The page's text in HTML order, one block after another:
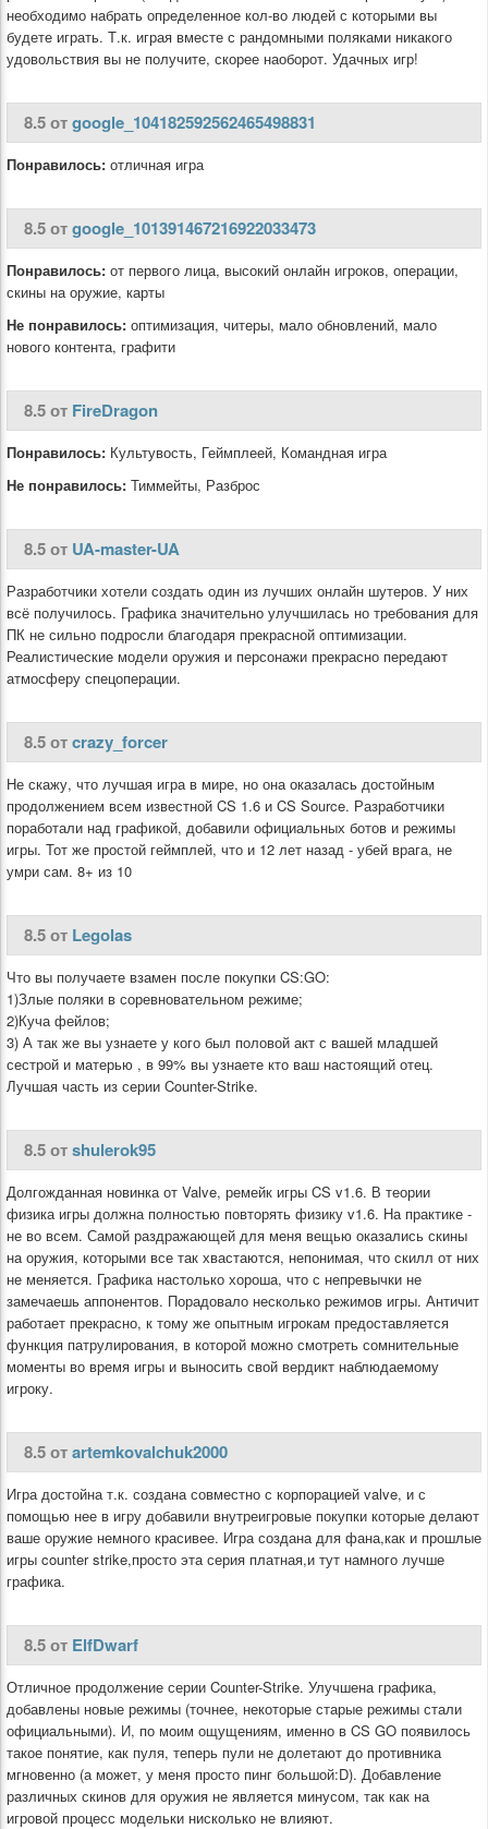
необходимо набрать определенное кол-во людей с которыми вы
будете играть. Т.к. играя вместе с рандомными поляками никакого
удовольствия вы не получите, скорее наоборот. Удачных игр!
8.5 отgoogle_104182592562465498831
Понравилось: отличная игра
8.5 отgoogle_101391467216922033473
Понравилось: от первого лица, высокий онлайн игроков, операции,
скины на оружие, карты
Не понравилось: оптимизация, читеры, мало обновлений, мало
нового контента, графити
8.5 от FireDragon
Понравилось: Культувость, Геймплеей, Командная игра
Не понравилось: Тиммейты, Разброс
8.5 от UA-master-UA
Разработчики хотели создать один из лучших онлайн шутеров. У них
всё получилось. Графика значительно улучшилась но требования для
ПК не сильно подросли благодаря прекрасной оптимизации.
Реалистические модели оружия и персонажи прекрасно передают
атмосферу спецоперации.
8.5 отcrazy_forcer
Не скажу, что лучшая игра в мире, но она оказалась достойным
продолжением всем известной CS 1.6 и CS Source. Разработчики
поработали над графикой, добавили официальных ботов и режимы
игры. Тот же простой геймплей, что и 12 лет назад - убей врага, не
умри сам. 8+ из 10
8.5 от Legolas
Что вы получаете взамен после покупки CS:GO:
1)Злые поляки в соревновательном режиме;
2)Куча фейлов;
3) А так же вы узнаете у кого был половой акт с вашей младшей
сестрой и матерью , в 99% вы узнаете кто ваш настоящий отец.
Лучшая часть из серии Counter-Strike.
8.5 отshulerok95
Долгожданная новинка от Valve, ремейк игры CS v1.6. В теории
физика игры должна полностью повторять физику v1.6. На практике -
не во всем. Самой раздражающей для меня вещью оказались скины
на оружия, которыми все так хвастаются, непонимая, что скилл от них
не меняется. Графика настолько хороша, что с непревычки не
замечаешь аппонентов. Порадовало несколько режимов игры. Античит
работает прекрасно, к тому же опытным игрокам предоставляется
функция патрулирования, в которой можно смотреть сомнительные
моменты во время игры и выносить свой вердикт наблюдаемому
игроку.
8.5 отartemkovalchuk2000
Игра достойна т.к. создана совместно с корпорацией valve, и с
помощью нее в игру добавили внутреигровые покупки которые делают
ваше оружие немного красивее. Игра создана для фана,как и прошлые
игры counter strike,просто эта серия платная,и тут намного лучше
графика.
8.5 от ElfDwarf
Отличное продолжение серии Counter-Strike. Улучшена графика,
добавлены новые режимы (точнее, некоторые старые режимы стали
официальными). И, по моим ощущениям, именно в CS GO появилось
такое понятие, как пуля, теперь пули не долетают до противника
мгновенно (а может, у меня просто пинг большой:D). Добавление
различных скинов для оружия не является минусом, так как на
игровой процесс модельки нисколько не влияют.